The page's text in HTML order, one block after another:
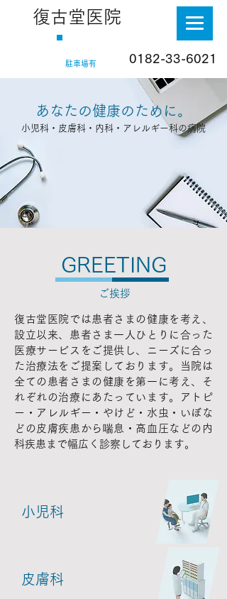
復古堂医院
0182-33-6021
​駐車場有
あなたの健康のために。
小児科・皮膚科・内科・アレルギー科の病院
GREETING
ご挨拶
復古堂医院では患者さまの健康を考え、
設立以来、患者さま一人ひとりに合った
医療サービスをご提供し、ニーズに合っ
た治療法をご提案しております。当院は
全ての患者さまの健康を第一に考え、そ
れぞれの治療にあたっています。アトピ
ー・アレルギー・やけど・水虫・いぼな
どの皮膚疾患から喘息・高血圧などの内
科疾患まで幅広く診察しております。
小児科
皮膚科